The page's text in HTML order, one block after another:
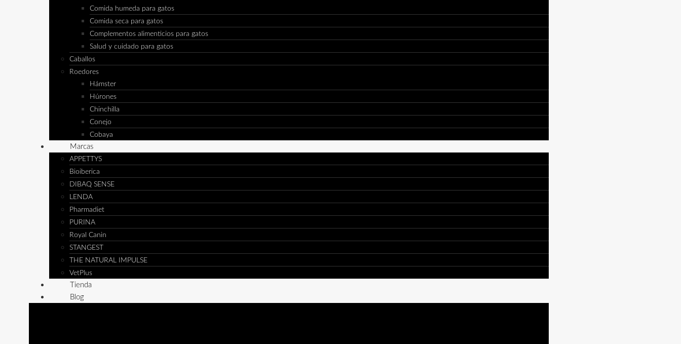
Comida humeda para gatos
Comida seca para gatos
Complementos alimenticios para gatos
Salud y cuidado para gatos
Caballos
Roedores
Hámster
Húrones
Chinchilla
Conejo
Cobaya
Marcas
APPETTYS
Bioiberica
DIBAQ SENSE
LENDA
Pharmadiet
PURINA
Royal Canin
STANGEST
THE NATURAL IMPULSE
VetPlus
Tienda
Blog